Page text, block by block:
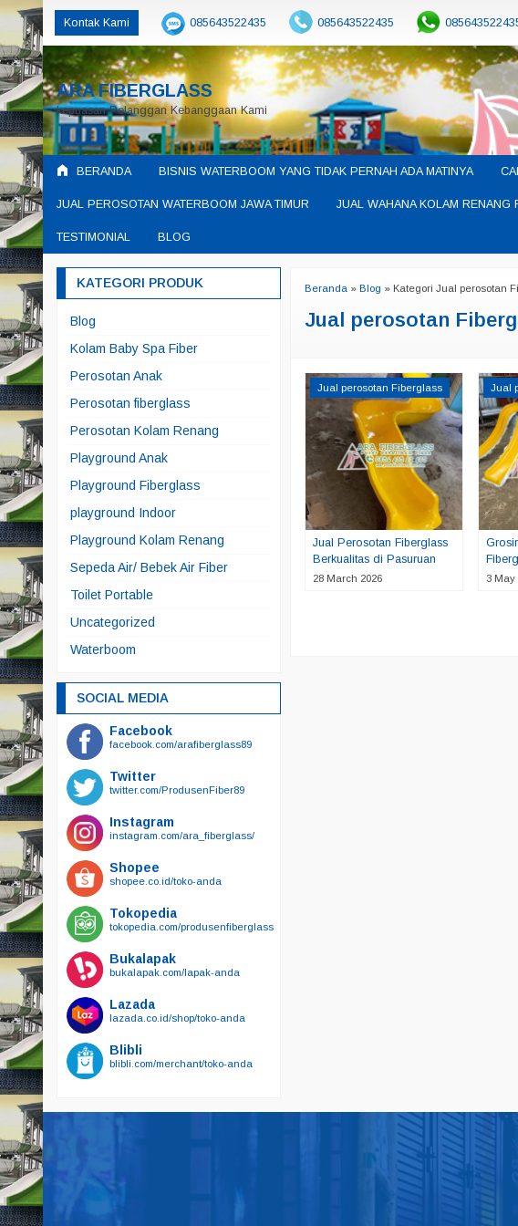
Kontak Kami 085643522435 085643522435
ARA FIBERGLASS
kepuasan Pelanggan Kebanggaan Kami
BERANDA BISNIS WATERBOOM YANG TIDAK PERNAH ADA MATINYA
JUAL PEROSOTAN WATERBOOM JAWA TIMUR JUAL WAHANA KOLAM RENANG
TESTIMONIAL BLOG
Beranda »Blog » Kategori Jual perosotan
Jual perosotan
Jual perosotan Fiberglass
Jual Perosotan Fiberglass
Berkualitas di Pasuruan
28 March 2026
Jual
3 May
KATEGORI PRODUK
Blog
Kolam Baby Spa Fiber
Perosotan Anak
Perosotan fiberglass
Perosotan Kolam Renang
Playground Anak
Playground Fiberglass
playground Indoor
Playground Kolam Renang
Sepeda Air/ Bebek Air Fiber
Toilet Portable
Uncategorized
Waterboom
SOCIAL MEDIA
Facebook
facebook.com/arafiberglass89
Twitter
twitter.com/ProdusenFiber89
Instagram
instagram.com/ara_fiberglass/
Shopee
shopee.co.id/toko-anda
Tokopedia
tokopedia.com/produsenfiberglass
Bukalapak
bukalapak.com/lapak-anda
Lazada
lazada.co.id/shop/toko-anda
Blibli
blibli.com/merchant/toko-anda